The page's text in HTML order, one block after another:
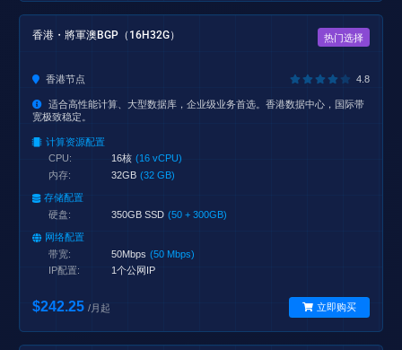
香港・將軍澳BGP（16H32G） 热门选择
香港节点 4.8
适合高性能计算、大型数据库，企业级业务首选。香港数据中心，国际带
宽极致稳定。
计算资源配置
CPU:
16核 (16 vCPU)
内存:
32GB (32 GB)
存储配置
硬盘:
350GB SSD (50 + 300GB)
网络配置
带宽:
50Mbps (50 Mbps)
IP配置:
1个公网IP
$242.25 /月起 立即购买